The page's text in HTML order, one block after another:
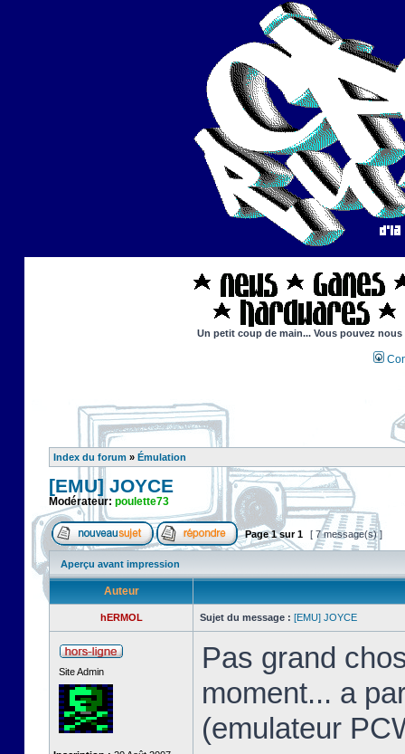
Un petit coup de main... Vous pouvez
Index du forum » Émulation
[EMU] JOYCE
Modérateur: poulette73
Page1sur1 [ 7 message(s) ]
Aperçu avant impression
Auteur
hERMOL Sujet du message : [EMU] JOYCE
Site Admin
Pas grand
moment... a
(emulateur